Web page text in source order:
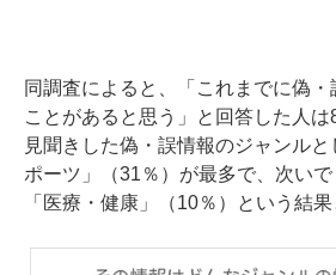
同調査によると、「これまでに偽
ことがあると思う」と回答した人は
見聞きした偽・誤情報のジャンル
ポーツ」（31％）が最多で、次いで
「医療・健康」（10％）という結果